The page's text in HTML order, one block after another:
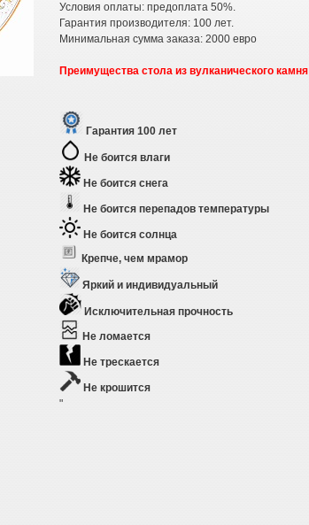
Условия оплаты: предоплата 50%.
Гарантия производителя: 100 лет.
Минимальная сумма заказа: 2000 евро
Преимущества стола из вулканического камня
Гарантия 100 лет
Не боится влаги
Не боится снега
Не боится перепадов температуры
Не боится солнца
Крепче, чем мрамор
Яркий и индивидуальный
Исключительная прочность
Не ломается
Не трескается
Не крошится
"